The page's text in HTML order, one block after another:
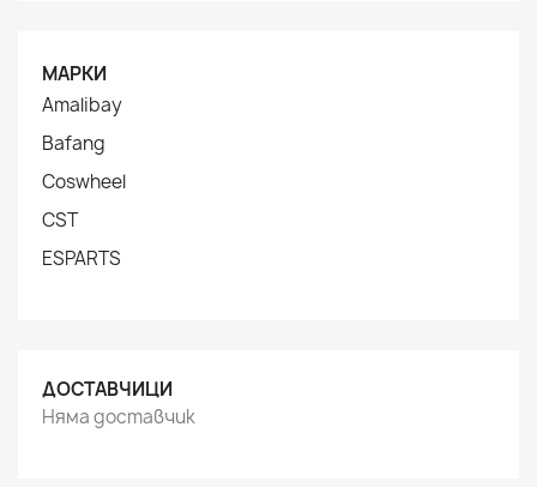
МАРКИ
Amalibay
Bafang
Coswheel
CST
ESPARTS
ДОСТАВЧИЦИ
Няма доставчик